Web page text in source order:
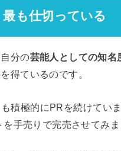
も仕切っている
分の芸能人としての知名
得ているのです。
積極的にPRを続けてい
手売りで完売させてみま